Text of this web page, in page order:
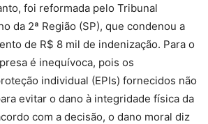
foi reformada pelo Tribunal
da 2ª Região (SP), que condenou a
de R$ 8 mil de indenização. Para o
é inequívoca, pois os
individual (EPIs) fornecidos não
evitar o dano à integridade física da
com a decisão, o dano moral diz